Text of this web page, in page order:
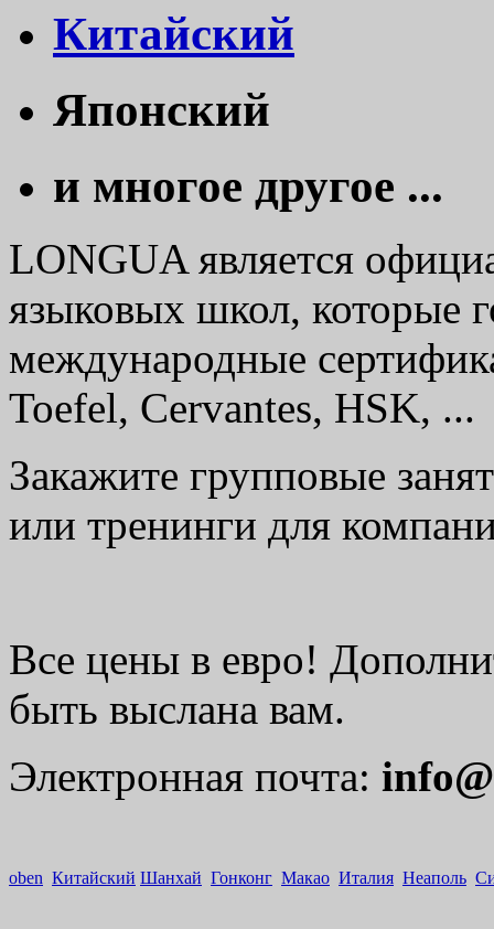
Китайский
Японский
и многое другое ...
LONGUA является
языковых школ, которые
международные
Toefel, Cervantes, HSK, ...
Закажите групповые
или тренинги для
Все цены в евро!
быть выслана вам.
Электронная почта:
oben Китайский Шанхай Гонконг Макао Италия Неаполь